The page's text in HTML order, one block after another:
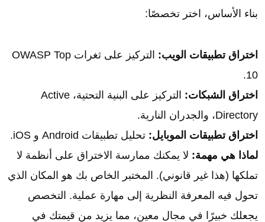
بناء الأساس، اختر تخصصًا:
اختراق تطبيقات الويب:
التركيز على ثغرات OWASP Top
10.
اختراق الشبكات:
التركيز على البنية التحتية، Active
Directory، والجدران النارية.
اختراق تطبيقات الموبايل: تحليل تطبيقات Android و iOS.
لماذا هي مهمة: لا يمكنك ممارسة الاختراق على أنظمة لا
تملكها (هذا غير قانوني). المختبر الخاص بك هو المكان الذي
تحول فيه المعرفة النظرية إلى مهارة عملية. التخصص
يجعلك خبيرًا في مجال معين، مما يزيد من قيمتك في